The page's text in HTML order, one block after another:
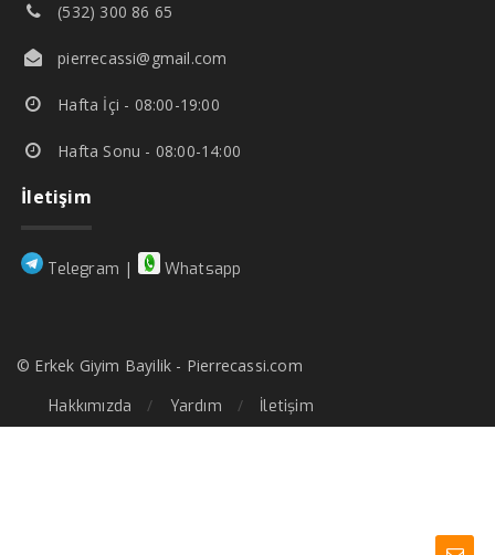
(532) 300 86 65
pierrecassi@gmail.com
Hafta İçi - 08:00-19:00
Hafta Sonu - 08:00-14:00
İletişim
Telegram | Whatsapp
© Erkek Giyim Bayilik - Pierrecassi.com
Hakkımızda
Yardım İletişim